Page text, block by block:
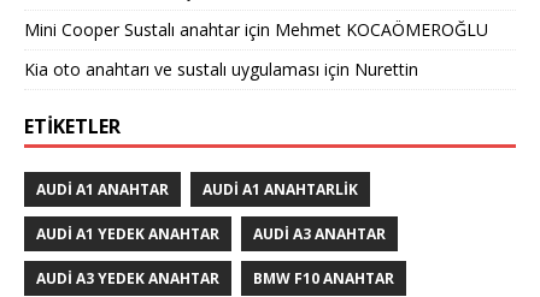
Mini Cooper Sustalı anahtariçin Mehmet KOCAÖMEROĞLU
Kia oto anahtarı ve sustalı uygulaması için Nurettin
ETIKETLER
AUDI A1 ANAHTAR AUDI A1 ANAHTARLIK
AUDI A1 YEDEK ANAHTAR AUDI A3 ANAHTAR
AUDI A3 YEDEK ANAHTAR BMW F10 ANAHTAR